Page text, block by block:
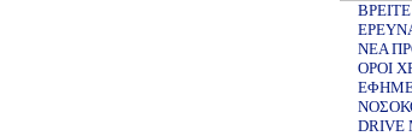
ΝΕΑ
ΟΡΟΙ
DRIVE